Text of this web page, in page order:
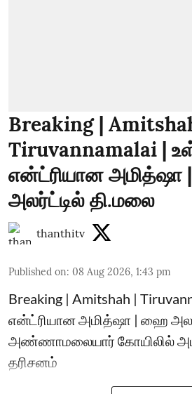
Breaking |
Tiruvannamalai |
என்ட்ரியான
அலர்ட்டில் தி.மலை
thanthitv
Published on: 08 Aug 2026, 1:43 pm
Breaking | Amitshah |
என்ட்ரியான அமித்ஷா | ஹை
அண்ணாமலையார் கோயிலில்
தரிசனம்